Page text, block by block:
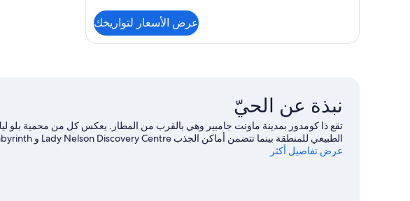
Standard
عرض الأسعار لتواريخك
نبذة عن الحيّ
الطبيعي للمنطقة بينما تتضمن أماكن الجذب Lady Nelson Discovery Centre و Labyrinth.
عرض تفاصيل أكثر